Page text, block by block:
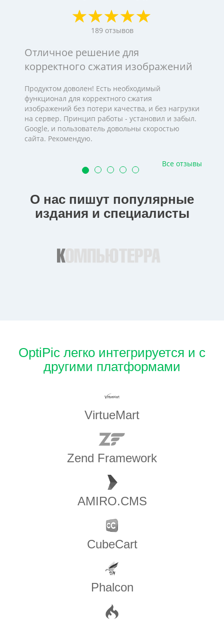
189 отзывов
Отличное решение для
корректного сжатия изображений
Продуктом доволен! Есть необходимый
функционал для корректного сжатия
изображений без потери качества, и без нагрузки
на сервер. Принцип работы - установил и забыл.
Google, и пользователь довольны скоростью
сайта. Рекомендую.
Все отзывы
О нас пишут популярные
издания и специалисты
OptiPic легко интегрируется и с
другими платформами
VirtueMart
Zend Framework
AMIRO.CMS
CubeCart
Phalcon